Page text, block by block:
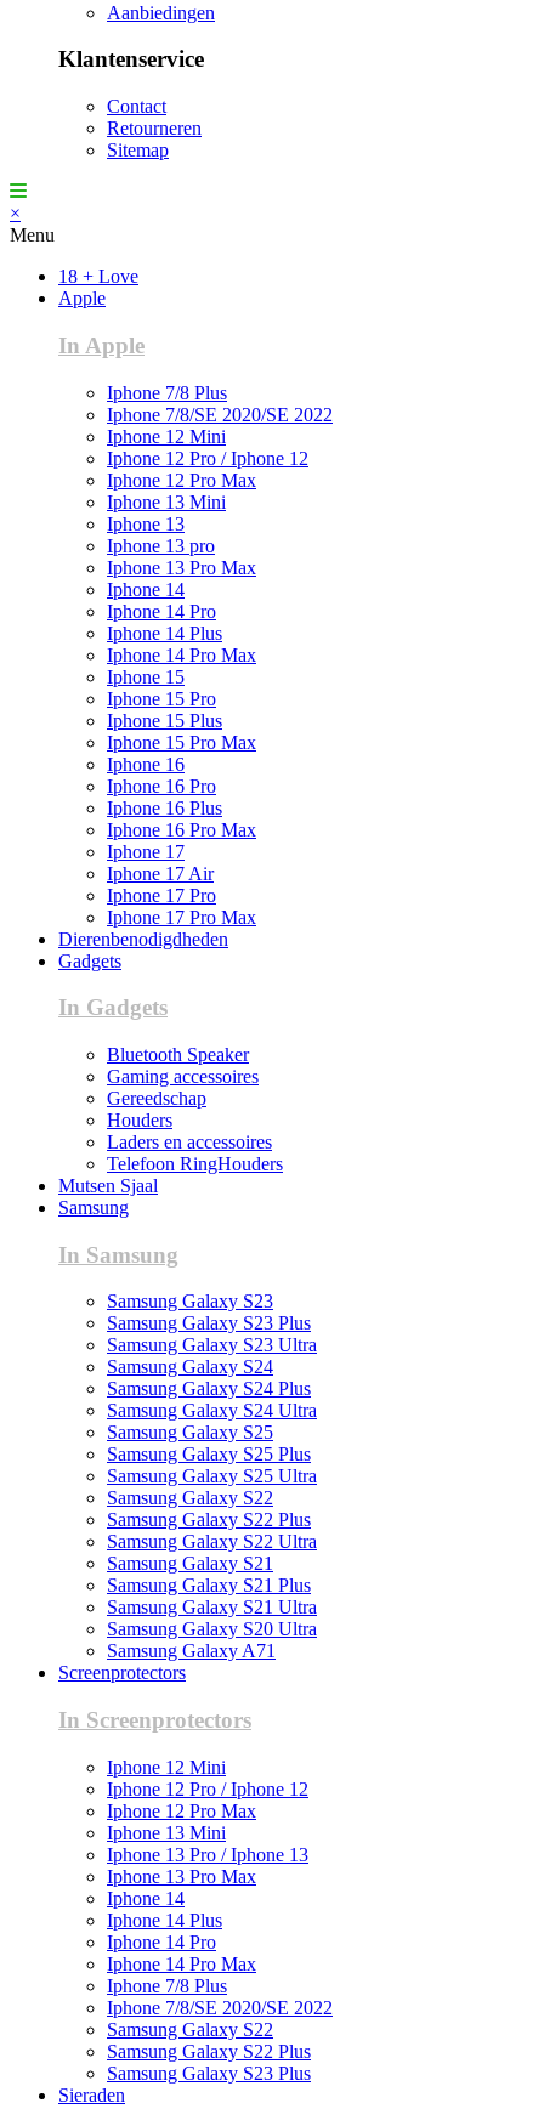
Aanbiedingen
Klantenservice
Contact
Retourneren
Sitemap
×
Menu
18 + Love
Apple
In Apple
Iphone 7/8 Plus
Iphone 7/8/SE 2020/SE 2022
Iphone 12 Mini
Iphone 12 Pro / Iphone 12
Iphone 12 Pro Max
Iphone 13 Mini
Iphone 13
Iphone 13 pro
Iphone 13 Pro Max
Iphone 14
Iphone 14 Pro
Iphone 14 Plus
Iphone 14 Pro Max
Iphone 15
Iphone 15 Pro
Iphone 15 Plus
Iphone 15 Pro Max
Iphone 16
Iphone 16 Pro
Iphone 16 Plus
Iphone 16 Pro Max
Iphone 17
Iphone 17 Air
Iphone 17 Pro
Iphone 17 Pro Max
Dierenbenodigdheden
Gadgets
In Gadgets
Bluetooth Speaker
Gaming accessoires
Gereedschap
Houders
Laders en accessoires
Telefoon RingHouders
Mutsen Sjaal
Samsung
In Samsung
Samsung Galaxy S23
Samsung Galaxy S23 Plus
Samsung Galaxy S23 Ultra
Samsung Galaxy S24
Samsung Galaxy S24 Plus
Samsung Galaxy S24 Ultra
Samsung Galaxy S25
Samsung Galaxy S25 Plus
Samsung Galaxy S25 Ultra
Samsung Galaxy S22
Samsung Galaxy S22 Plus
Samsung Galaxy S22 Ultra
Samsung Galaxy S21
Samsung Galaxy S21 Plus
Samsung Galaxy S21 Ultra
Samsung Galaxy S20 Ultra
Samsung Galaxy A71
Screenprotectors
In Screenprotectors
Iphone 12 Mini
Iphone 12 Pro / Iphone 12
Iphone 12 Pro Max
Iphone 13 Mini
Iphone 13 Pro / Iphone 13
Iphone 13 Pro Max
Iphone 14
Iphone 14 Plus
Iphone 14 Pro
Iphone 14 Pro Max
Iphone 7/8 Plus
Iphone 7/8/SE 2020/SE 2022
Samsung Galaxy S22
Samsung Galaxy S22 Plus
Samsung Galaxy S23 Plus
Sieraden